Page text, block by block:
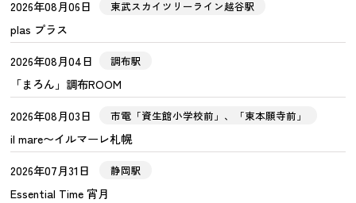
2026年08月06日 東武スカイツリーライン越谷駅
plas プラス
2026年08月04日
調布駅
「まろん」調布ROOM
2026年08月03日
市電「資生館小学校前」、「東本願寺前」
il mare〜イルマーレ札幌
2026年07月31日
静岡駅
Essential Time 宵月